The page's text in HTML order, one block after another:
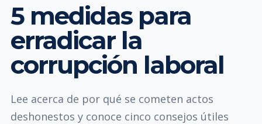
5 medidas para
erradicar la
corrupción laboral
Lee acerca de por qué se cometen actos
deshonestos y conoce cinco consejos útiles